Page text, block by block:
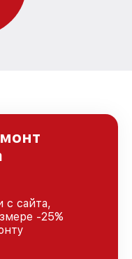
с сайта,
-25%